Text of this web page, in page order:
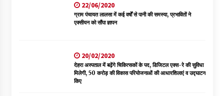
22/06/2020
ग्राम पंचायत लालसा में कई वर्षों से पानी की समस्या, प्रभावितों ने
एक्सीयन को सौंपा ज्ञापन
20/02/2020
देहरा अस्पताल में बढ़ेंगे चिकित्सकों के पद, डिजिटल एक्स-रे की सुविधा
मिलेगी, 50 करोड़ की विकास परियोजनाओं की आधारशिलाएं व उद्घाटन
किए